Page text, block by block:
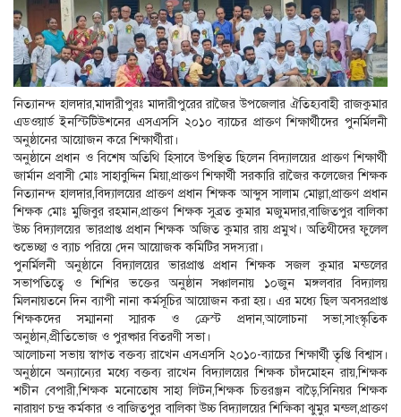
নিত্যানন্দ হালদার,মাদারীপুরঃ মাদারীপুরের রাজৈর উপজেলার ঐতিহ্যবাহী রাজকুমার
এডওয়ার্ড ইনস্টিটিউশনের এসএসসি ২০১০ ব্যাচের প্রাক্তণ শিক্ষার্থীদের পুনর্মিলনী
অনুষ্ঠানের আয়োজন করে শিক্ষার্থীরা।
অনুষ্ঠানে প্রধান ও বিশেষ অতিথি হিসাবে উপস্থিত ছিলেন বিদ্যালয়ের প্রাক্তণ শিক্ষার্থী
জার্মান প্রবাসী মোঃ সাহাবুদ্দিন মিয়া,প্রাক্তণ শিক্ষার্থী সরকারি রাজৈর কলেজের শিক্ষক
নিত্যানন্দ হালদার,বিদ্যালয়ের প্রাক্তণ প্রধান শিক্ষক আব্দুস সালাম মোল্লা,প্রাক্তণ প্রধান
শিক্ষক মোঃ মুজিবুর রহমান,প্রাক্তণ শিক্ষক সুব্রত কুমার মজুমদার,বাজিতপুর বালিকা
উচ্চ বিদ্যালয়ের ভারপ্রাপ্ত প্রধান শিক্ষক অজিত কুমার রায় প্রমুখ। অতিথীদের ফুলেল
শুভেচ্ছা ও ব্যাচ পরিয়ে দেন আয়োজক কমিটির সদস্যরা।
পুনর্মিলনী অনুষ্ঠানে বিদ্যালয়ের ভারপ্রাপ্ত প্রধান শিক্ষক সজল কুমার মন্ডলের
সভাপতিত্বে ও শিশির ভক্তের অনুষ্ঠান সঞ্চালনায় ১০জুন মঙ্গলবার বিদ্যালয়
মিলনায়তনে দিন ব্যাপী নানা কর্মসূচির আয়োজন করা হয়। এর মধ্যে ছিল অবসরপ্রাপ্ত
শিক্ষকদের সম্মাননা স্মারক ও ক্রেস্ট প্রদান,আলোচনা সভা,সাংস্কৃতিক
অনুষ্ঠান,প্রীতিভোজ ও পুরষ্কার বিতরণী সভা।
আলোচনা সভায় স্বাগত বক্তব্য রাখেন এসএসসি ২০১০-ব্যাচের শিক্ষার্থী তৃপ্তি বিশ্বাস।
অনুষ্ঠানে অন্যান্যের মধ্যে বক্তব্য রাখেন বিদ্যালয়ের শিক্ষক চাঁদমোহন রায়,শিক্ষক
শচীন বেপারী,শিক্ষক মনোতোষ সাহা লিটন,শিক্ষক চিত্তরঞ্জন বাড়ৈ,সিনিয়র শিক্ষক
নারায়ণ চন্দ্র কর্মকার ও বাজিতপুর বালিকা উচ্চ বিদ্যালয়ের শিক্ষিকা ঝুমুর মন্ডল,প্রাক্তণ